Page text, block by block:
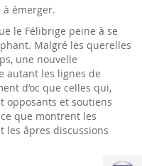
émerger.
le Félibrige peine à se
Malgré les querelles
une nouvelle
autant les lignes de
d’oc que celles qui,
opposants et soutiens
que montrent les
les âpres discussions